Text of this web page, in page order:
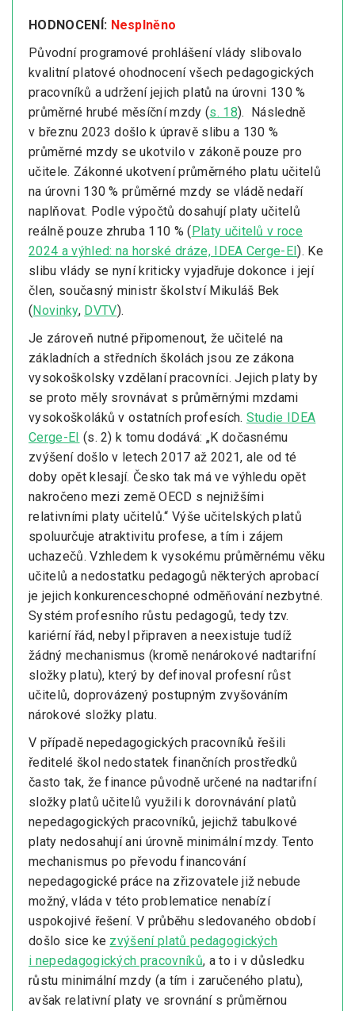
HODNOCENÍ: Nesplněno
Původní programové prohlášení vlády slibovalo
kvalitní platové ohodnocení všech pedagogických
pracovníků a udržení jejich platů na úrovni 130 %
průměrné hrubé měsíční mzdy (s. 18). Následně
v březnu 2023 došlo k úpravě slibu a 130 %
průměrné mzdy se ukotvilo v zákoně pouze pro
učitele. Zákonné ukotvení průměrného platu učitelů
na úrovni 130 % průměrné mzdy se vládě nedaří
naplňovat. Podle výpočtů dosahují platy učitelů
reálně pouze zhruba 110 % (Platy učitelů v roce
2024 a výhled: na horské dráze, IDEA Cerge-EI). Ke
slibu vlády se nyní kriticky vyjadřuje dokonce i její
člen, současný ministr školství Mikuláš Bek
(Novinky, DVTV).
Je zároveň nutné připomenout, že učitelé na
základních a středních školách jsou ze zákona
vysokoškolsky vzdělaní pracovníci. Jejich platy by
se proto měly srovnávat s průměrnými mzdami
vysokoškoláků v ostatních profesích. Studie IDEA
Cerge-EI (s. 2) k tomu dodává: „K dočasnému
zvýšení došlo v letech 2017 až 2021, ale od té
doby opět klesají. Česko tak má ve výhledu opět
nakročeno mezi země OECD s nejnižšími
relativními platy učitelů.“ Výše učitelských platů
spoluurčuje atraktivitu profese, a tím i zájem
uchazečů. Vzhledem k vysokému průměrnému věku
učitelů a nedostatku pedagogů některých aprobací
je jejich konkurenceschopné odměňování nezbytné.
Systém profesního růstu pedagogů, tedy tzv.
kariérní řád, nebyl připraven a neexistuje tudíž
žádný mechanismus (kromě nenárokové nadtarifní
složky platu), který by definoval profesní růst
učitelů, doprovázený postupným zvyšováním
nárokové složky platu.
V případě nepedagogických pracovníků řešili
ředitelé škol nedostatek finančních prostředků
často tak, že finance původně určené na nadtarifní
složky platů učitelů využili k dorovnávání platů
nepedagogických pracovníků, jejichž tabulkové
platy nedosahují ani úrovně minimální mzdy. Tento
mechanismus po převodu financování
nepedagogické práce na zřizovatele již nebude
možný, vláda v této problematice nenabízí
uspokojivé řešení. V průběhu sledovaného období
došlo sice ke zvýšení platů pedagogických
i nepedagogických pracovníků, a to i v důsledku
růstu minimální mzdy (a tím i zaručeného platu),
avšak relativní platy ve srovnání s průměrnou